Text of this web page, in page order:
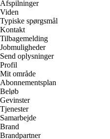
Afspilninger
Viden
Typiske spørgsmål
Kontakt
Tilbagemelding
Jobmuligheder
Send oplysninger
Profil
Mit område
Abonnementsplan
Beløb
Gevinster
Tjenester
Samarbejde
Brand
Brandpartner